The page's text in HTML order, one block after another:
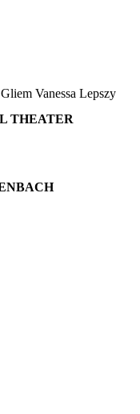
Vanessa Lepszy
THEATER